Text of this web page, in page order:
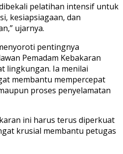
pelatihan intensif untuk
kesiapsiagaan, dan
ujarnya.
pentingnya
Pemadam Kebakaran
lingkungan. Ia menilai
membantu mempercepat
proses penyelamatan
ini harus terus diperkuat
krusial membantu petugas